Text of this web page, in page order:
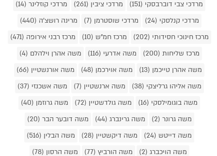
מרדכי צבי דוברבסקי (151)
מרדכי ציבין (261)
מרדכי קוזלינר (14)
מרדכי קנלסקי (24)
מרדכי שוסטרמן (7)
מרינה רושצ'ה (440)
מרכז חינוכי חסידותי (202)
מרכז חמ"ש (10)
מרכז רבני אירופה (471)
מרכז שליחות (200)
משה אדרעי (116)
משה אהרן וילהלם (4)
משה אהרן טייכמן (13)
משה אוירכמן (48)
משה אורנשטיין (66)
משה אליהו גרליצקי (38)
משה ארנשטיין (7)
משה אשכנזי (37)
משה בוגומילסקי (16)
משה גולדשטיין (72)
משה גרוזמן (40)
משה גרונר (2)
משה גרינברג (44)
משה דובער הבר (20)
משה דייטש (24)
משה דיקשטיין (28)
משה הבלין (516)
משה הויכברג (2)
משה הורביץ (77) משה הרסון (78)